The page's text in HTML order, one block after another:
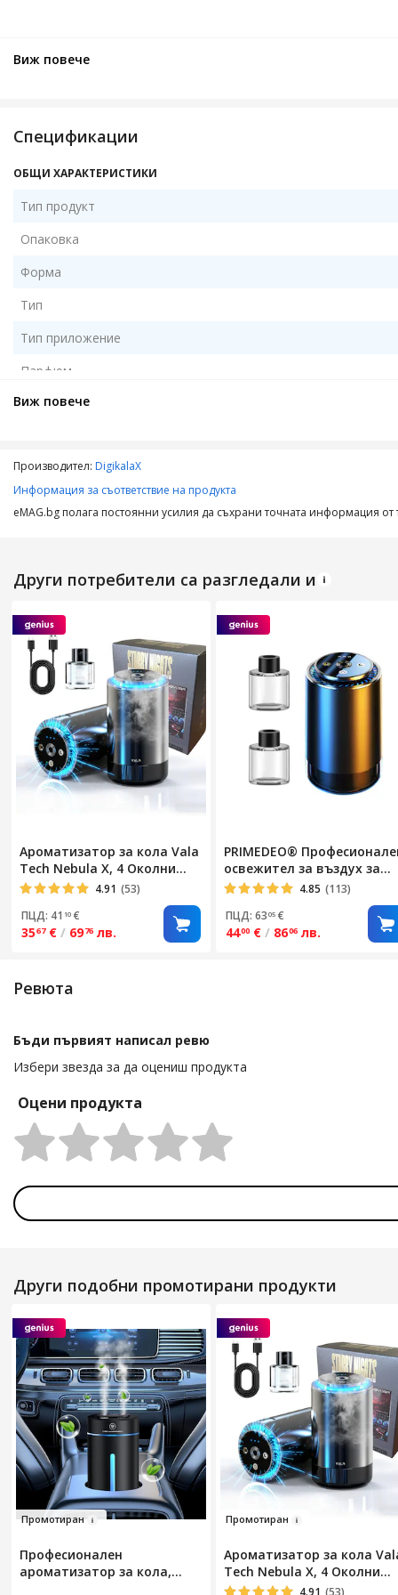
Виж повече
Спецификации
ОБЩИ ХАРАКТЕРИСТИКИ
Тип продукт
Опаковка
Форма
Тип
Тип приложение
Парфюм
Съдържание пакет
Количество
Виж повече
Производител: DigikalaX
Информация за съответствие на продукта
eMAG.bg полага постоянни усилия да съхрани точната информация
Други потребители са разгледали и
Ароматизатор за кола Vala
Tech Nebula X, 4 Околни
светлини, 4 Режима на
пръскане, Проекция на
звезди, Автоматично
включване/изключване,
с етерични масла, Atmos X
4.91 (53)
ПЦД: 41 10 €
3567 € / 6976 лв.
PRIMEDEO®
освежител за въздух за
кола, 2 пълнителя,
интелигентен дифузер за
ароматерапия за кола,
звездна проекция,
4.85 (113)
ПЦД: 63 05 €
4400 € / 8606 лв.
Ревюта
Бъди първият написал ревю
Избери звезда за да оцениш продукта
Оцени продукта
Други подобни промотирани продукти
Промотиран
Професионален
ароматизатор за кола,
Промотиран
Ароматизатор за кола
Tech Nebula X, 4 Околни
светлини, 4 Режима на
4.91 (53)